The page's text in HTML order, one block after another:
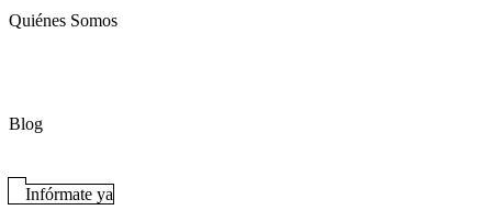
Quiénes Somos
Blog
Infórmate ya